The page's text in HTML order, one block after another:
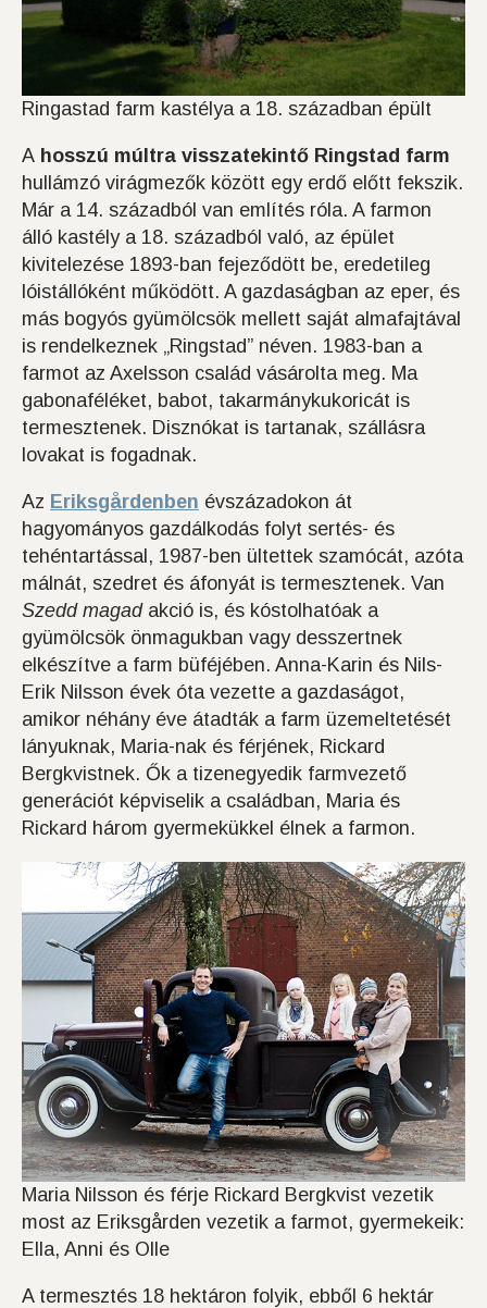
Ringastad farm kastélya a 18. században épült
A hosszú múltra visszatekintő Ringstad farm
hullámzó virágmezők között egy erdő előtt fekszik.
Már a 14. századból van említés róla. A farmon
álló kastély a 18. századból való, az épület
kivitelezése 1893-ban fejeződött be, eredetileg
lóistállóként működött. A gazdaságban az eper, és
más bogyós gyümölcsök mellett saját almafajtával
is rendelkeznek „Ringstad” néven. 1983-ban a
farmot az Axelsson család vásárolta meg. Ma
gabonaféléket, babot, takarmánykukoricát is
termesztenek. Disznókat is tartanak, szállásra
lovakat is fogadnak.
Az Eriksgårdenben évszázadokon át
hagyományos gazdálkodás folyt sertés- és
tehéntartással, 1987-ben ültettek szamócát, azóta
málnát, szedret és áfonyát is termesztenek. Van
Szedd magadakció is, és kóstolhatóak a
gyümölcsök önmagukban vagy desszertnek
elkészítve a farm büféjében. Anna-Karin és Nils-
Erik Nilsson évek óta vezette a gazdaságot,
amikor néhány éve átadták a farm üzemeltetését
lányuknak, Maria-nak és férjének, Rickard
Bergkvistnek. Ők a tizenegyedik farmvezető
generációt képviselik a családban, Maria és
Rickard három gyermekükkel élnek a farmon.
Maria Nilsson és férje Rickard Bergkvist vezetik
most az Eriksgården vezetik a farmot, gyermekeik:
Ella, Anni és Olle
A termesztés 18 hektáron folyik, ebből 6 hektár